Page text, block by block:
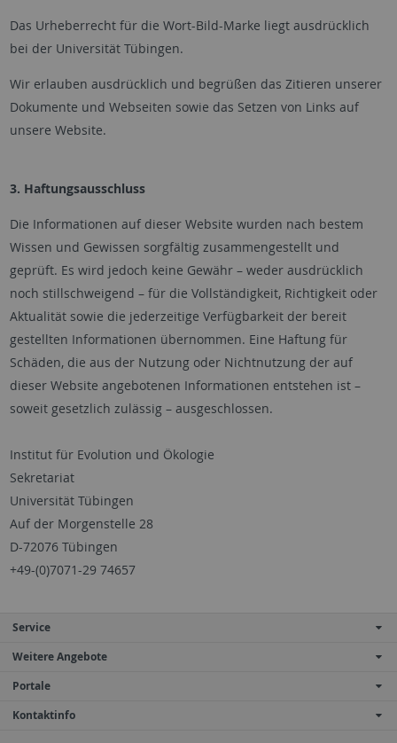
Das Urheberrecht für die Wort-Bild-Marke liegt ausdrücklich
bei der Universität Tübingen.
Wir erlauben ausdrücklich und begrüßen das Zitieren unserer
Dokumente und Webseiten sowie das Setzen von Links auf
unsere Website.
3. Haftungsausschluss
Die Informationen auf dieser Website wurden nach bestem
Wissen und Gewissen sorgfältig zusammengestellt und
geprüft. Es wird jedoch keine Gewähr – weder ausdrücklich
noch stillschweigend – für die Vollständigkeit, Richtigkeit oder
Aktualität sowie die jederzeitige Verfügbarkeit der bereit
gestellten Informationen übernommen. Eine Haftung für
Schäden, die aus der Nutzung oder Nichtnutzung der auf
dieser Website angebotenen Informationen entstehen ist –
soweit gesetzlich zulässig – ausgeschlossen.
Institut für Evolution und Ökologie
Sekretariat
Universität Tübingen
Auf der Morgenstelle 28
D-72076 Tübingen
+49-(0)7071-29 74657
Service
Weitere Angebote
Portale
Kontaktinfo